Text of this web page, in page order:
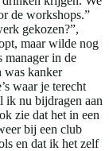
de workshops.”
gekozen?”,
maar wilde nog
manager in de
kanker
waar je terecht
nu bijdragen aan
zie dat het in een
bij een club
en dat ik het zelf